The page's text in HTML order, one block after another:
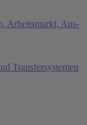
Arbeitsmarkt, Aus-
Transfersystemen